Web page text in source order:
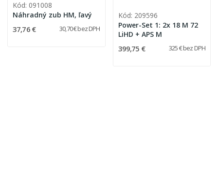
Kód: 091008
Náhradný zub HM, ľavý
37,76 € 30,70 € bez DPH
Kód: 209596
Power-Set 1: 2x 18 M 72
LiHD + APS M
399,75 € 325 € bez DPH